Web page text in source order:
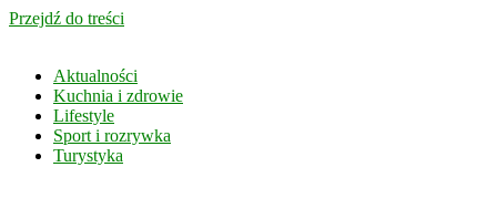
Przejdź do treści
Aktualności
Kuchnia i zdrowie
Lifestyle
Sport i rozrywka
Turystyka